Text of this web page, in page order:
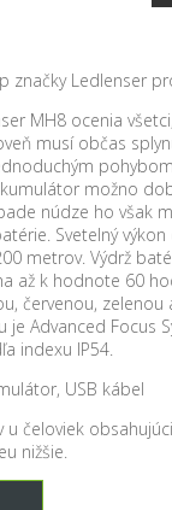
značky Ledlenser
MH8 ocenia
musí občas
možno
núdze ho však
Svetelný
metrov. Výdrž
až k hodnote 60
červenou,
Advanced Focus
indexu IP54.
USB kábel
čeloviek
nižšie.